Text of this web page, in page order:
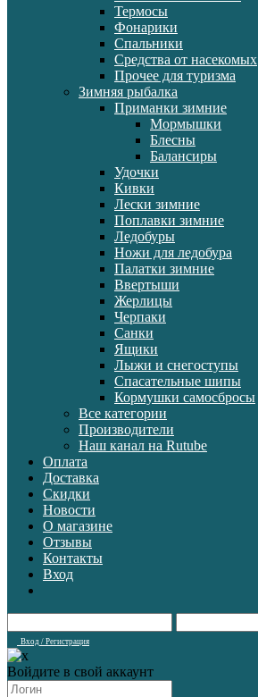
Термосы
Фонарики
Спальники
Средства от насекомых
Прочее для туризма
Зимняя рыбалка
Приманки зимние
Мормышки
Блесны
Балансиры
Удочки
Кивки
Лески зимние
Поплавки зимние
Ледобуры
Ножи для ледобура
Палатки зимние
Ввертыши
Жерлицы
Черпаки
Санки
Ящики
Лыжи и снегоступы
Спасательные шипы
Кормушки самосбросы
Все категории
Производители
Наш канал на Rutube
Оплата
Доставка
Скидки
Новости
О магазине
Отзывы
Контакты
Вход
Вход / Регистрация
Войдите в свой аккаунт